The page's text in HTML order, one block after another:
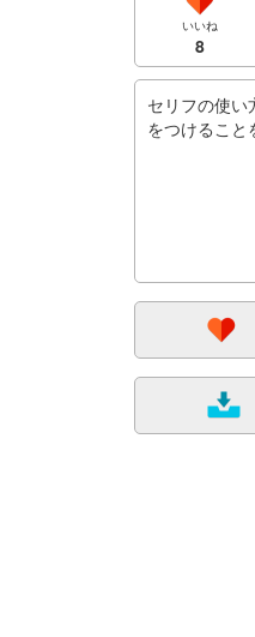
いいね
8
セリフの使い
をつけること